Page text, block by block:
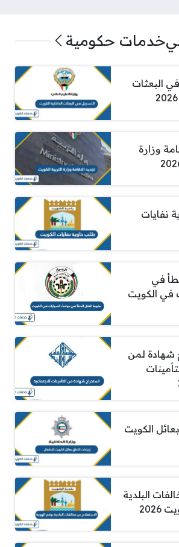
خدمات حكومية
البعثات
وزارة
نفايات
في
في الكويت
شهادة لمن
الكويت
البلدية